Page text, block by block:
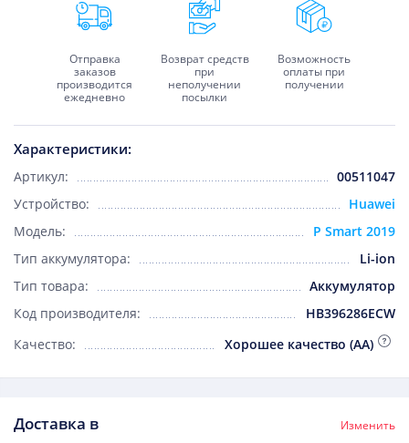
Характеристики:
Артикул:
00511047
Устройство:
Huawei
Модель:
P Smart 2019
Тип аккумулятора:
Li-ion
Тип товара:
Аккумулятор
Код производителя:
HB396286ECW
Качество:
Хорошее качество (AA)
Доставка в Изменить
Отправка
заказов
производится
ежедневно
Возврат средств
при
неполучении
посылки
Возможность
оплаты при
получении